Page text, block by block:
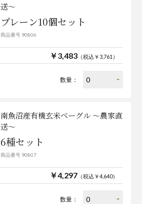
送～
プレーン10個セット
商品番号 90806
￥3,483（税込￥3,761）
数量：
南魚沼産有機玄米ベーグル ～農家直
送～
6種セット
商品番号 90807
￥4,297（税込￥4,640）
数量：